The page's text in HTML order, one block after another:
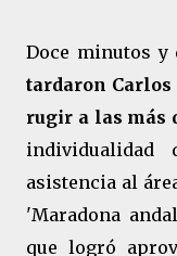
Doce minutos y
tardaron
rugir a las más
asistencia al
'Maradona
que logró